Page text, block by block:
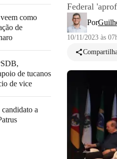
Federal
Por
10/11/2023 às
como
de
de tucanos
de vice
candidato a